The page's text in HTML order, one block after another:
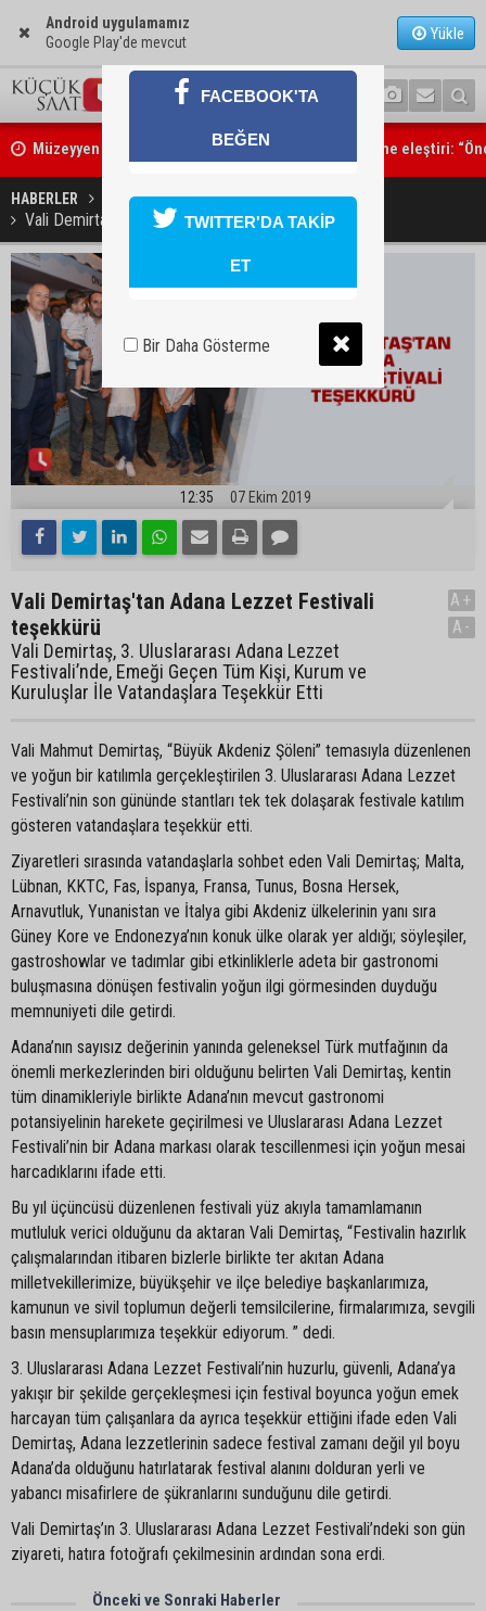
Android uygulamamız
Google Play'de mevcut
Yükle
Müzeyyen Şevkin’den Çocuk Koruma Kanunu Teklifi’ne eleştiri:
değil, önlemedir”
Adana’da sıcağın boyutu: Asfaltta yumurta pişti
HABERLER KÜLTÜR SANAT
Vali Demirtaş'tan Adana Lezzet Festivali teşekkürü
12:35 07 Ekim 2019
Vali Demirtaş'tan Adana Lezzet Festivali
teşekkürü
Vali Demirtaş, 3. Uluslararası Adana Lezzet
Festivali’nde, Emeği Geçen Tüm Kişi, Kurum ve
Kuruluşlar İle Vatandaşlara Teşekkür Etti
A+
A-
Vali Mahmut Demirtaş, “Büyük Akdeniz Şöleni” temasıyla düzenlenen
ve yoğun bir katılımla gerçekleştirilen 3. Uluslararası Adana Lezzet
Festivali’nin son gününde stantları tek tek dolaşarak festivale katılım
gösteren vatandaşlara teşekkür etti.
Ziyaretleri sırasında vatandaşlarla sohbet eden Vali Demirtaş; Malta,
Lübnan, KKTC, Fas, İspanya, Fransa, Tunus, Bosna Hersek,
Arnavutluk, Yunanistan ve İtalya gibi Akdeniz ülkelerinin yanı sıra
Güney Kore ve Endonezya’nın konuk ülke olarak yer aldığı; söyleşiler,
gastroshowlar ve tadımlar gibi etkinliklerle adeta bir gastronomi
buluşmasına dönüşen festivalin yoğun ilgi görmesinden duyduğu
memnuniyeti dile getirdi.
Adana’nın sayısız değerinin yanında geleneksel Türk mutfağının da
önemli merkezlerinden biri olduğunu belirten Vali Demirtaş, kentin
tüm dinamikleriyle birlikte Adana’nın mevcut gastronomi
potansiyelinin harekete geçirilmesi ve Uluslararası Adana Lezzet
Festivali’nin bir Adana markası olarak tescillenmesi için yoğun mesai
harcadıklarını ifade etti.
Bu yıl üçüncüsü düzenlenen festivali yüz akıyla tamamlamanın
mutluluk verici olduğunu da aktaran Vali Demirtaş, “Festivalin hazırlık
çalışmalarından itibaren bizlerle birlikte ter akıtan Adana
milletvekillerimize, büyükşehir ve ilçe belediye başkanlarımıza,
kamunun ve sivil toplumun değerli temsilcilerine, firmalarımıza, sevgili
basın mensuplarımıza teşekkür ediyorum. ” dedi.
3. Uluslararası Adana Lezzet Festivali’nin huzurlu, güvenli, Adana’ya
yakışır bir şekilde gerçekleşmesi için festival boyunca yoğun emek
harcayan tüm çalışanlara da ayrıca teşekkür ettiğini ifade eden Vali
Demirtaş, Adana lezzetlerinin sadece festival zamanı değil yıl boyu
Adana’da olduğunu hatırlatarak festival alanını dolduran yerli ve
yabancı misafirlere de şükranlarını sunduğunu dile getirdi.
Vali Demirtaş’ın 3. Uluslararası Adana Lezzet Festivali’ndeki son gün
ziyareti, hatıra fotoğrafı çekilmesinin ardından sona erdi.
Önceki ve Sonraki Haberler
FACEBOOK'TA
BEĞEN
TWITTER'DA TAKİP
ET
Bir Daha Gösterme